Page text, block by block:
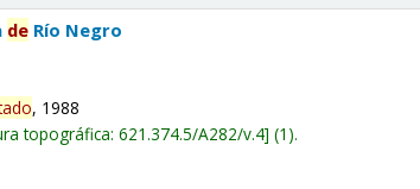
de Río Negro
, 1988
topográfica:621.374.5/A282/v.4 (1).